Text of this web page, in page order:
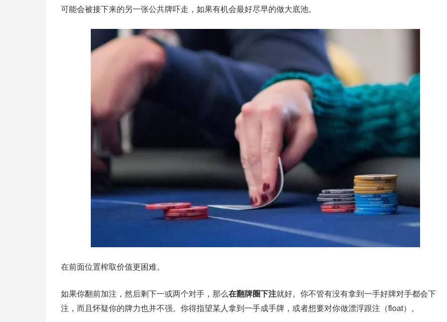
可能会被接下来的另一张公共牌吓走，如果有机会最好尽早的做大底池。
在前面位置榨取价值更困难。
如果你翻前加注，然后剩下一或两个对手，那么在翻牌圈下注就好。你不管有没有拿到一手好牌对手都会下
注，而且怀疑你的牌力也并不强。你得指望某人拿到一手成手牌，或者想要对你做漂浮跟注（float）。